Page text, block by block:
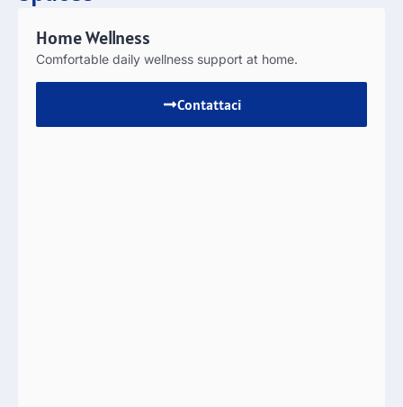
Home Wellness
Comfortable daily wellness support at home.
Contattaci